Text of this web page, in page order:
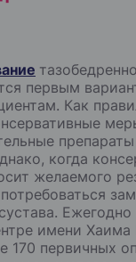
первым
Как
когда
желаемого
Ежегодно
имени
170 первичных